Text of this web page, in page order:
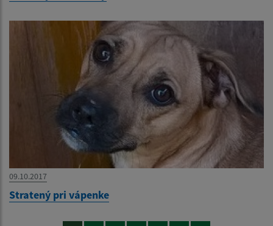
09.10.2017
Stratený pri vápenke